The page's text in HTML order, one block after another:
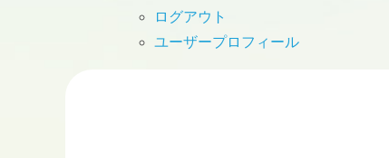
ログアウト
ユーザープロフィール